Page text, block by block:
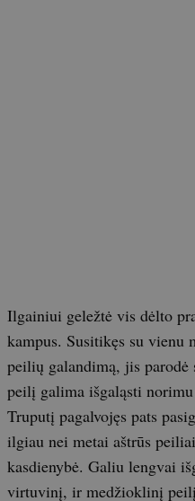
Ilgainiui geležtė vis dėlto
kampus. Susitikęs su vienu
peilių galandimą, jis parodė
peilį galima išgaląsti
Truputį pagalvojęs pats
ilgiau nei metai aštrūs
kasdienybė. Galiu lengvai
virtuvinį, ir medžioklinį